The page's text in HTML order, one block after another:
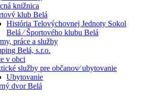
knižnica
klub Belá
História Telovýchovnej Jednoty Sokol
Belá ⁄ Športového klubu Belá
práce a služby
Belá, s.r.o.
v obci
služby pre občanov⁄ ubytovanie
Ubytovanie
dvor Belá